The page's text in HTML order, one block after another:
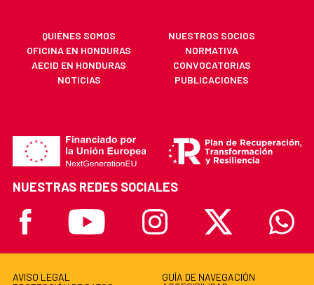
QUIÉNES SOMOS
NUESTROS SOCIOS
OFICINA EN HONDURAS
NORMATIVA
AECID EN HONDURAS
CONVOCATORIAS
NOTICIAS
PUBLICACIONES
NUESTRAS REDES SOCIALES
FacebookYoutube Instagram X
AVISO LEGAL
GUÍA DE NAVEGACIÓN